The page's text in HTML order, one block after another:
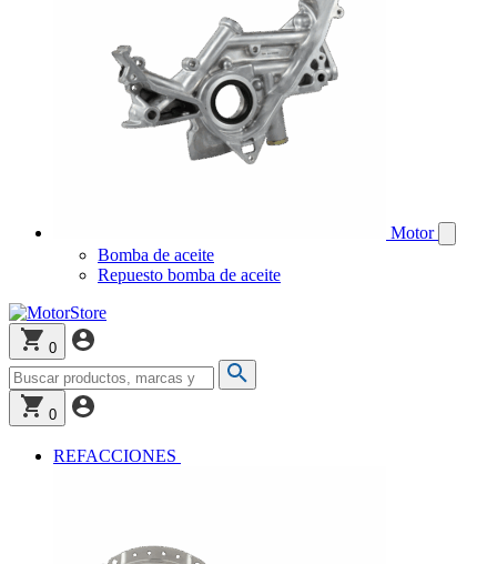
Motor
Bomba de aceite
Repuesto bomba de aceite
0
0
REFACCIONES